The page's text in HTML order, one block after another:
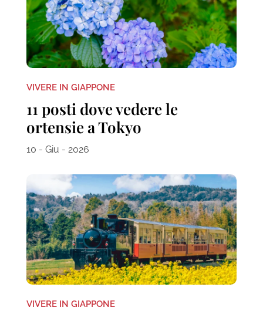
VIVERE IN GIAPPONE
11 posti dove vedere le
ortensie a Tokyo
10 - Giu - 2026
VIVERE IN GIAPPONE